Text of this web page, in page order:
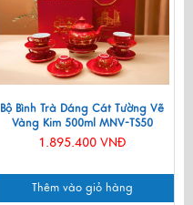
Bộ Bình Trà Dáng Cát Tường Vẽ
Vàng Kim 500ml MNV-TS50
1.895.400 VNĐ
Thêm vào giỏ hàng